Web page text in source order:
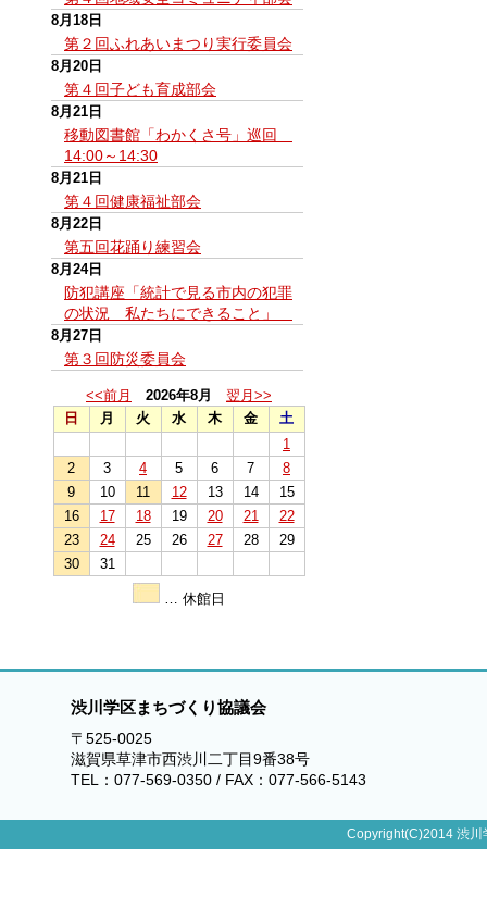
8月18日
第２回ふれあいまつり実行委員会
8月20日
第４回子ども育成部会
8月21日
移動図書館「わかくさ号」巡回
14:00～14:30
8月21日
第４回健康福祉部会
8月22日
第五回花踊り練習会
8月24日
防犯講座「統計で見る市内の犯罪
の状況 私たちにできること」
8月27日
第３回防災委員会
<<前月 2026年8月
翌月>>
日
月 火 水 木 金
土
1
2
3 4 5 6 7
8
9
10 11 12 13 14
15
16
17 18 19 20 21
22
23
24 25 26 27 28
29
30
31
… 休館日
渋川学区まちづくり協議会
〒525-0025
滋賀県草津市西渋川二丁目9番38号
TEL：077-569-0350 / FAX：077-566-5143
Copyright(C)2014 渋川